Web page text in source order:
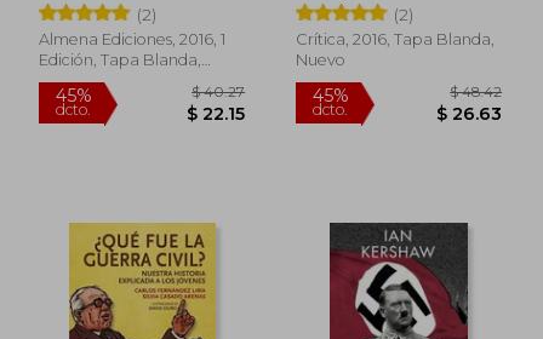
(2)
Almena Ediciones, 2016, 1
Edición, Tapa Blanda,
Nuevo
(2)
Crítica, 2016, Tapa Blanda,
Nuevo